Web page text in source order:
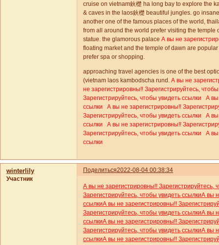
cruise on vietnam鈥檚 ha long bay to explore the
& caves in the laos鈥檚 beautiful jungles. go
another one of the famous places of the world,
from all around the world prefer visiting the
statue. the glamorous palace А вы не
floating market and the temple of dawn are
prefer spa or shopping.
approaching travel agencies is one of the best
(vietnam laos kambodscha rund. А вы не
не зарегистрировны!! Зарегистрируйтесь,
Зарегистрируйтесь, чтобы увидеть ссылки
А вы
ссылки
А вы не зарегистрировны!!
Зарегистрируйтесь, чтобы увидеть ссылки
А вы
ссылки
А вы не зарегистрировны!!
Зарегистрируйтесь, чтобы увидеть ссылки
А вы
ссылки
Поделиться2022-08-04 00:38:34
winterlily
Участник
А вы не зарегистрировны!! Зарегистрируйтесь,
Зарегистрируйтесь, чтобы увидеть ссылкиА вы
ссылкиА вы не зарегистрировны!!
Зарегистрируйтесь, чтобы увидеть ссылкиА вы
ссылкиА вы не зарегистрировны!!
Зарегистрируйтесь, чтобы увидеть ссылкиА вы
ссылкиА вы не зарегистрировны!!